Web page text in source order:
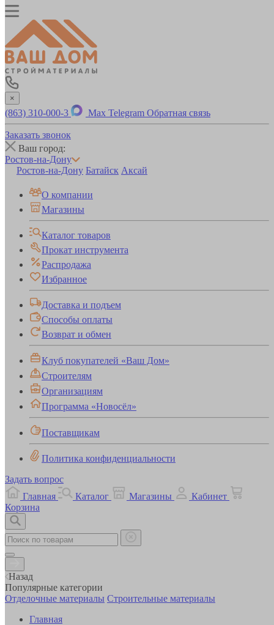
×
(863) 310-000-3 Max Telegram Обратная связь
Заказать звонок
Ваш город:
Ростов-на-Дону
Ростов-на-Дону Батайск Аксай
О компании
Магазины
Каталог товаров
Прокат инструмента
Распродажа
Избранное
Доставка и подъем
Способы оплаты
Возврат и обмен
Клуб покупателей «Ваш Дом»
Строителям
Организациям
Программа «Новосёл»
Поставщикам
Политика конфиденциальности
Задать вопрос
Главная
Каталог Магазины
Кабинет
Корзина
Назад
Популярные категории
Отделочные материалы Строительные материалы
Главная